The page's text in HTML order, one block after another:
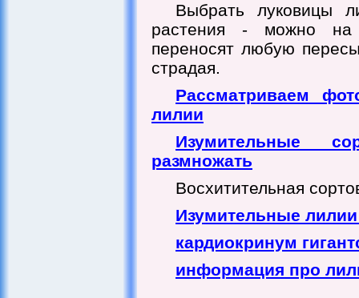
Выбрать луковицы
растения - можно
переносят любую
страдая.
Рассматриваем
лилии
Изумительные
размножать
Восхитительная
Изумительные лилии
кардиокринум
информация про